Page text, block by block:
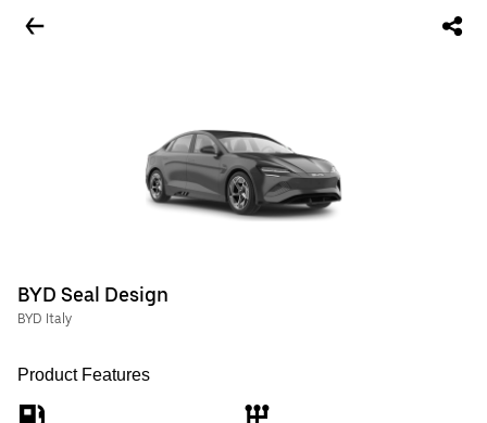
BYD Seal Design
BYD Italy
Product Features